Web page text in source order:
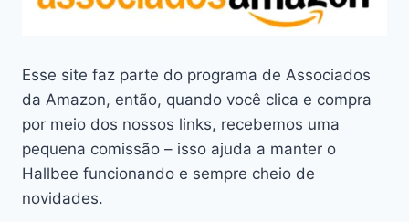
Esse site faz parte do programa de Associados
da Amazon, então, quando você clica e compra
por meio dos nossos links, recebemos uma
pequena comissão – isso ajuda a manter o
Hallbee funcionando e sempre cheio de
novidades.